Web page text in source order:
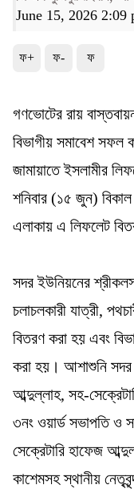
June 15, 2026 2:09
ফ+ ফ- ফ
গণভোটের রায়
বিভাগীয় সমাবেশ সফল
জামায়াতে ইসলামীর
শনিবার (১৫ জুন)
এলাকায় এ লিফলেট
সদর ইউনিয়নের
চলাচলকারী যাত্রী,
বিতরণ করা হয় এবং
করা হয়। আশাশুনি সদর
আব্দুল্লাহ, সহ-
৩নং ওয়ার্ড সভাপতি ও
সেক্রেটারি হাফেজ
কাশেমসহ স্থানীয়